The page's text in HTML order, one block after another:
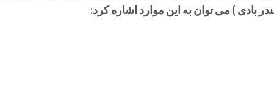
بادی ) می توان به این موارد اشاره کرد: